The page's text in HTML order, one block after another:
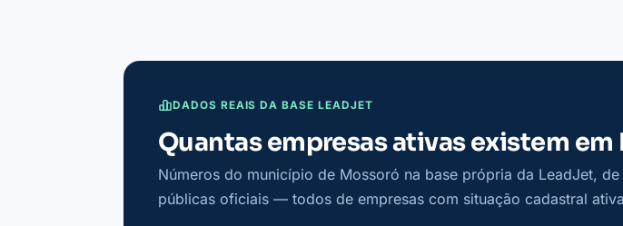
DADOS REAIS DA BASE LEADJET
Quantas empresas ativas existem
Números do município de Mossoró na base própria da LeadJet,
públicas oficiais — todos de empresas com situação cadastral